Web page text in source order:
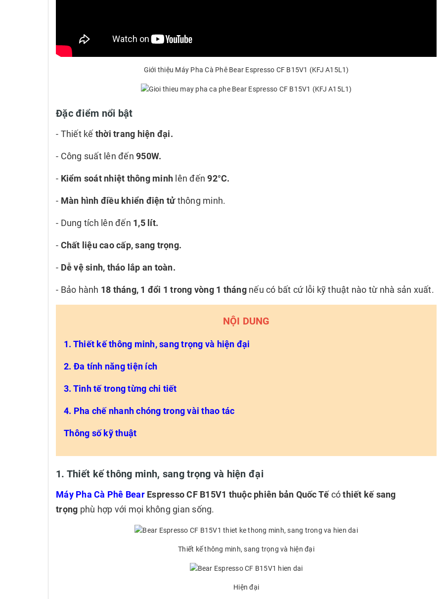
Giới thiệu Máy Pha Cà Phê Bear Espresso CF B15V1 (KFJ A15L1)
Đặc điểm nổi bật
- Thiết kế thời trang hiện đại.
- Công suất lên đến 950W.
- Kiểm soát nhiệt thông minh lên đến 92°C.
- Màn hình điều khiển điện tửthông minh.
- Dung tích lên đến 1,5 lít.
- Chất liệu cao cấp, sang trọng.
- Dễ vệ sinh, tháo lắp an toàn.
- Bảo hành 18 tháng, 1 đổi 1 trong vòng 1 thángnếu có bất cứ lỗi kỹ thuật nào từ nhà sản xuất.
NỘI DUNG
1. Thiết kế thông minh, sang trọng và hiện đại
2. Đa tính năng tiện ích
3. Tinh tế trong từng chi tiết
4. Pha chế nhanh chóng trong vài thao tác
Thông số kỹ thuật
1. Thiết kế thông minh, sang trọng và hiện đại
Máy Pha Cà Phê BearEspressoCF B15V1 thuộc phiên bản Quốc Tếcóthiết kế sang
trọng phù hợp với mọi không gian sống.
Thiết kế thông minh, sang trọng và hiện đại
Hiện đại